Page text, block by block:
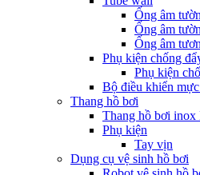
Ống âm
Ống âm
Ống âm
Phụ kiện chống
Phụ kiện
Bộ điều khiển
Thang hồ bơi
Thang hồ bơi inox
Phụ kiện
Tay vịn
Dụng cụ vệ sinh hồ bơi